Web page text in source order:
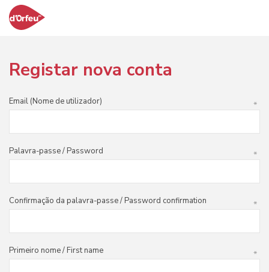
Registar nova conta
Email (Nome de utilizador) *
Palavra-passe / Password *
Confirmação da palavra-passe / Password confirmation *
Primeiro nome / First name *